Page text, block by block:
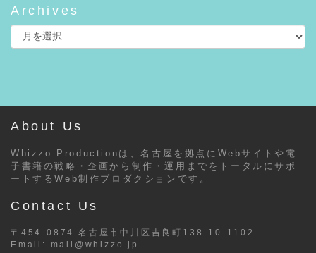
Archives
About Us
Whizzo Productionは、名古屋を拠点にWebサイトや電
子書籍の戦略・企画から制作・運用までをトータルにサポ
ートするWeb制作プロダクションです。
Contact Us
〒454-0874 名古屋市中川区吉良町138-10-1102
Email: mail@whizzo.jp